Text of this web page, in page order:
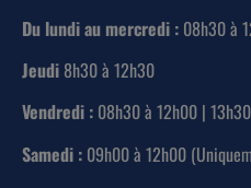
Du lundi au mercredi : 08h30 à
Jeudi 8h30 à 12h30
Vendredi : 08h30 à 12h00 |
Samedi : 09h00 à 12h00